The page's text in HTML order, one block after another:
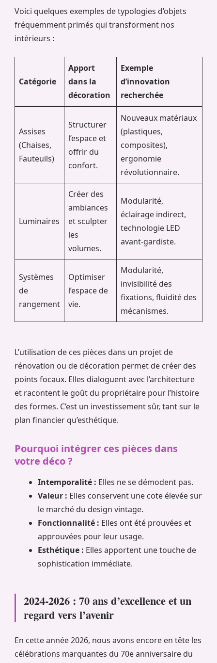
Voici quelques exemples de typologies d’objets
fréquemment primés qui transforment nos
intérieurs :
Catégorie
Apport
dans la
décoration
Exemple
d’innovation
recherchée
Assises
(Chaises,
Fauteuils)
Structurer
l’espace et
offrir du
confort.
Nouveaux matériaux
(plastiques,
composites),
ergonomie
révolutionnaire.
Luminaires
Créer des
ambiances
et sculpter
les
volumes.
Modularité,
éclairage indirect,
technologie LED
avant-gardiste.
Systèmes
de
rangement
Optimiser
l’espace de
vie.
Modularité,
invisibilité des
fixations, fluidité des
mécanismes.
L’utilisation de ces pièces dans un projet de
rénovation ou de décoration permet de créer des
points focaux. Elles dialoguent avec l’architecture
et racontent le goût du propriétaire pour l’histoire
des formes. C’est un investissement sûr, tant sur le
plan financier qu’esthétique.
Pourquoi intégrer ces pièces dans
votre déco ?
Intemporalité : Elles ne se démodent pas.
Valeur : Elles conservent une cote élevée sur
le marché du design vintage.
Fonctionnalité : Elles ont été prouvées et
approuvées pour leur usage.
Esthétique : Elles apportent une touche de
sophistication immédiate.
2024-2026 : 70 ans d’excellence et un
regard vers l’avenir
En cette année 2026, nous avons encore en tête les
célébrations marquantes du 70e anniversaire du